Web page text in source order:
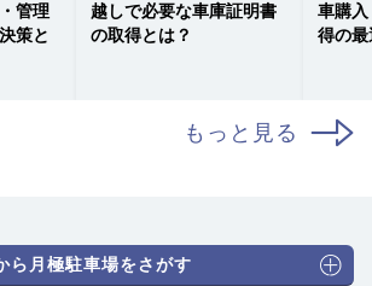
管理
策と
越しで必要な車庫証明書
の取得とは？
車購
得の最
もっと見る
ら月極駐車場をさがす